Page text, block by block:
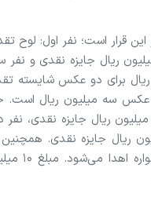
قرار است؛ نفر اول: لوح
۲۰۰ میلیون ریال جایزه نقدی، نفر دوم: لوح تقدیر و مبلغ ۱۵۰
نقدی. همچنین لوح تقدیر و مبلغ ۳۰ میلیون ریال
سه میلیون ریال است.
عبارت است از: نفر اول: لوح تقدیر، تندیس جشنواره و مبلغ ۳۰۰
میلیون ریال به